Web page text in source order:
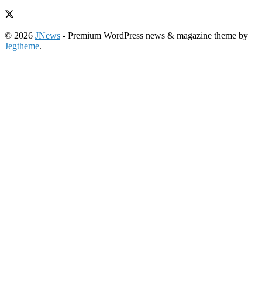
© 2026 JNews - Premium WordPress news & magazine theme by
Jegtheme.